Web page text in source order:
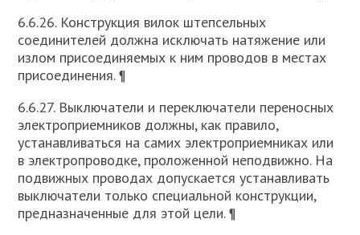
6.6.26. Конструкция вилок штепсельных
соединителей должна исключать натяжение или
излом присоединяемых к ним проводов в местах
присоединения. ¶
6.6.27. Выключатели и переключатели переносных
электроприемников должны, как правило,
устанавливаться на самих электроприемниках или
в электропроводке, проложенной неподвижно. На
подвижных проводах допускается устанавливать
выключатели только специальной конструкции,
предназначенные для этой цели. ¶